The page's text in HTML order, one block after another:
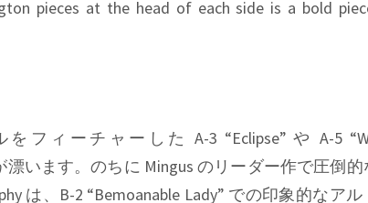
pieces at the head of each side is a bold
をフィーチャーした A-3 “Eclipse” や A-5
漂います。のちに Mingus のリーダー作で圧倒的
は、B-2 “Bemoanable Lady” での印象的なアル